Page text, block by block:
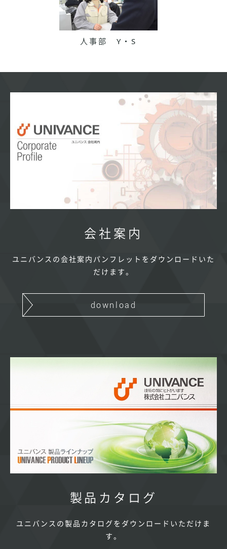
人事部 Y・S
会社案内
ユニバンスの会社案内パンフレットをダウンロードいた
だけます。
download
製品カタログ
ユニバンスの製品カタログをダウンロードいただけま
す。